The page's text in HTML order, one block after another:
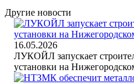
Другие новости
16.05.2026
ЛУКОЙЛ запускает
установки на